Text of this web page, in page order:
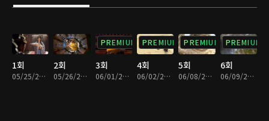
1회
05/25/2009 • 1시간 2분
2회
05/26/2009 • 1시간 2분
PREMIUM
3회
06/01/2009 • 1시간 3분
PREMIUM
4회
06/02/2009 • 1시간 3분
PREMIUM
5회
06/08/2009 • 1시간 3분
PREMIUM
6회
06/09/2009 • 1시간 3분